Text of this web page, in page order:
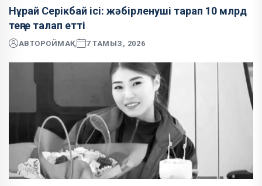
Нұрай Серікбай ісі: жәбірленуші тарап 10 млрд
теңге талап етті
АВТОРОЙМАҚ 7 ТАМЫЗ, 2026